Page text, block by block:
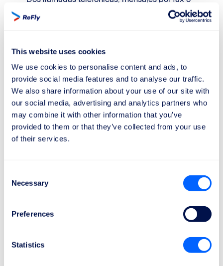
This website uses cookies
We use cookies to personalise content and ads, to
provide social media features and to analyse our traffic.
We also share information about your use of our site with
our social media, advertising and analytics partners who
may combine it with other information that you’ve
provided to them or that they’ve collected from your use
of their services.
Selection
Necessary
Preferences
Statistics
Alojamiento en hotel y transporte entre el
necesario pernoctar una o más noches o si se
necesita una estancia adicional a la originalmente
prevista.
Reembolso o Reubicación
Si el retraso en la conexión significa que tu viaje
ya no tiene razón de ser para su propósito original,
puedes elegir entre un reembolso por la parte del
viaje no realizada y por las partes ya realizadas
en una fecha posterior a tu conveniencia.
Podrías tener derecho a una compensación si
horas o más, y si el retraso no fue causado por
circunstancias extraordinarias fuera del control de